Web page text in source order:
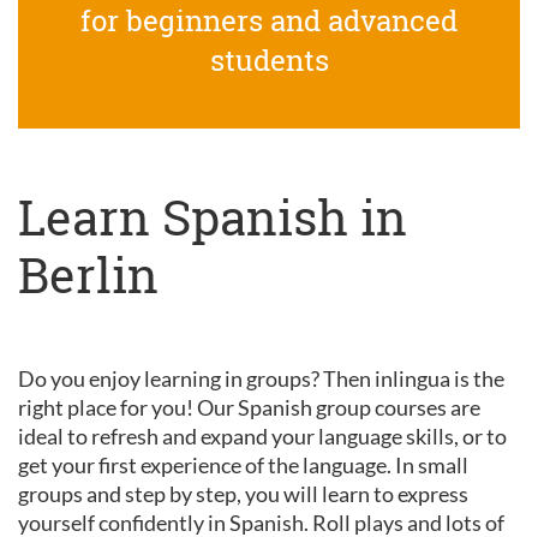
for beginners and advanced
students
Learn Spanish in
Berlin
Do you enjoy learning in groups? Then inlingua is the
right place for you! Our Spanish group courses are
ideal to refresh and expand your language skills, or to
get your first experience of the language. In small
groups and step by step, you will learn to express
yourself confidently in Spanish. Roll plays and lots of